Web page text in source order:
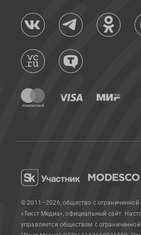
© 2011—2026, общество с ограниченной
«Текст Медиа», официальный сайт.
управляется обществом с